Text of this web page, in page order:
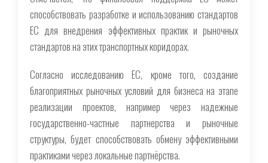
способствовать разработке и использованию стандартов
ЕС для внедрения эффективных практик и рыночных
стандартов на этих транспортных коридорах.
Согласно исследованию ЕС, кроме того, создание
благоприятных рыночных условий для бизнеса на этапе
реализации проектов, например через надежные
государственно-частные партнерства и рыночные
структуры, будет способствовать обмену эффективными
практиками через локальные партнёрства.